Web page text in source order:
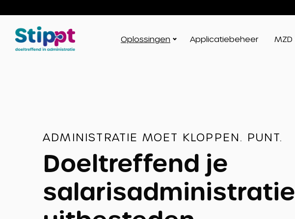
Oplossingen Applicatiebeheer MZD
ADMINISTRATIE MOET KLOPPEN. PUNT.
Doeltreffend je
salarisadministratie